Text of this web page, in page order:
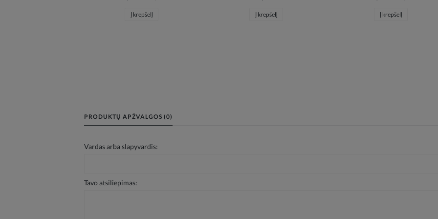
Į krepšelį Į krepšelį Į krepšelį
PRODUKTŲ APŽVALGOS (0)
Vardas arba slapyvardis:
Tavo atsiliepimas: